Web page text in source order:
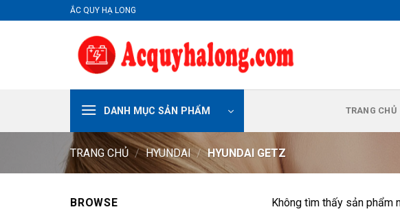
to
ẮC QUY HẠ LONG
DANH MỤC SẢN PHẨM TRANG CHỦ
TRANG CHỦ / HYUNDAI / HYUNDAI GETZ
BROWSE Không tìm thấy sản phẩm